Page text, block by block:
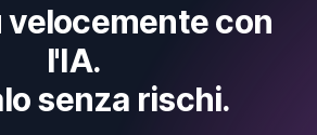
velocemente con
l'IA.
senza rischi.